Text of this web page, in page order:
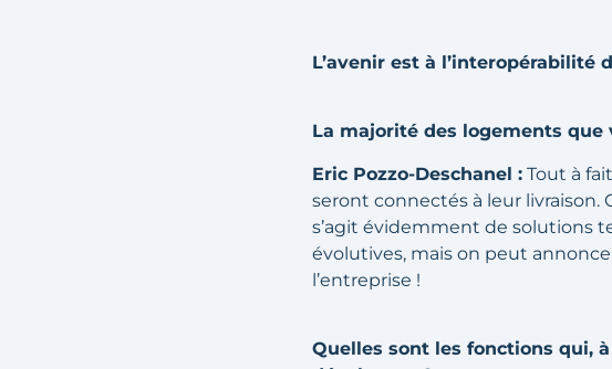
L’avenir est à l’interopérabilité
La majorité des logements que
Eric Pozzo-Deschanel : Tout à
seront connectés à leur livraison.
s’agit évidemment de solutions
évolutives, mais on peut
l’entreprise !
Quelles sont les fonctions qui,